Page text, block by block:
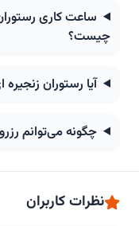
ساعت کاری
چیست؟
آیا رستوران
چگونه می‌توانم
نظرات کاربران